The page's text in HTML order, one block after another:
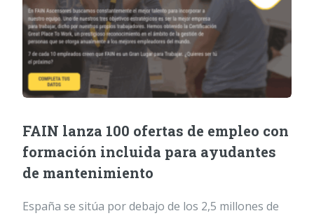
FAIN lanza 100 ofertas de empleo con
formación incluida para ayudantes
de mantenimiento
España se sitúa por debajo de los 2,5 millones de